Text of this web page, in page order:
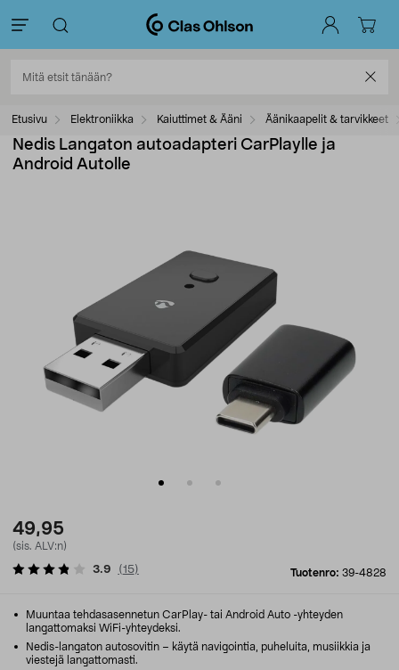
Etusivu Elektroniikka Kaiuttimet & Ääni Äänikaapelit & tarvikkeet
Nedis Langaton autoadapteri CarPlaylle ja
Android Autolle
49,95
(sis. ALV:n)
Tuotenro: 39-4828
3.9 (15)
Muuntaa tehdasasennetun CarPlay- tai Android Auto -yhteyden
langattomaksi WiFi-yhteydeksi.
Nedis-langaton autosovitin – käytä navigointia, puheluita, musiikkia ja
viestejä langattomasti.